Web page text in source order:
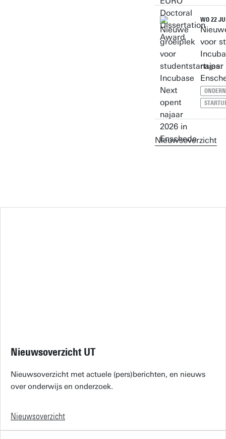
WO 22
voor
najaar
Nieuwsoverzicht
Nieuwsoverzicht UT
Nieuwsoverzicht met actuele (pers)berichten, en nieuws
over onderwijs en onderzoek.
Nieuwsoverzicht